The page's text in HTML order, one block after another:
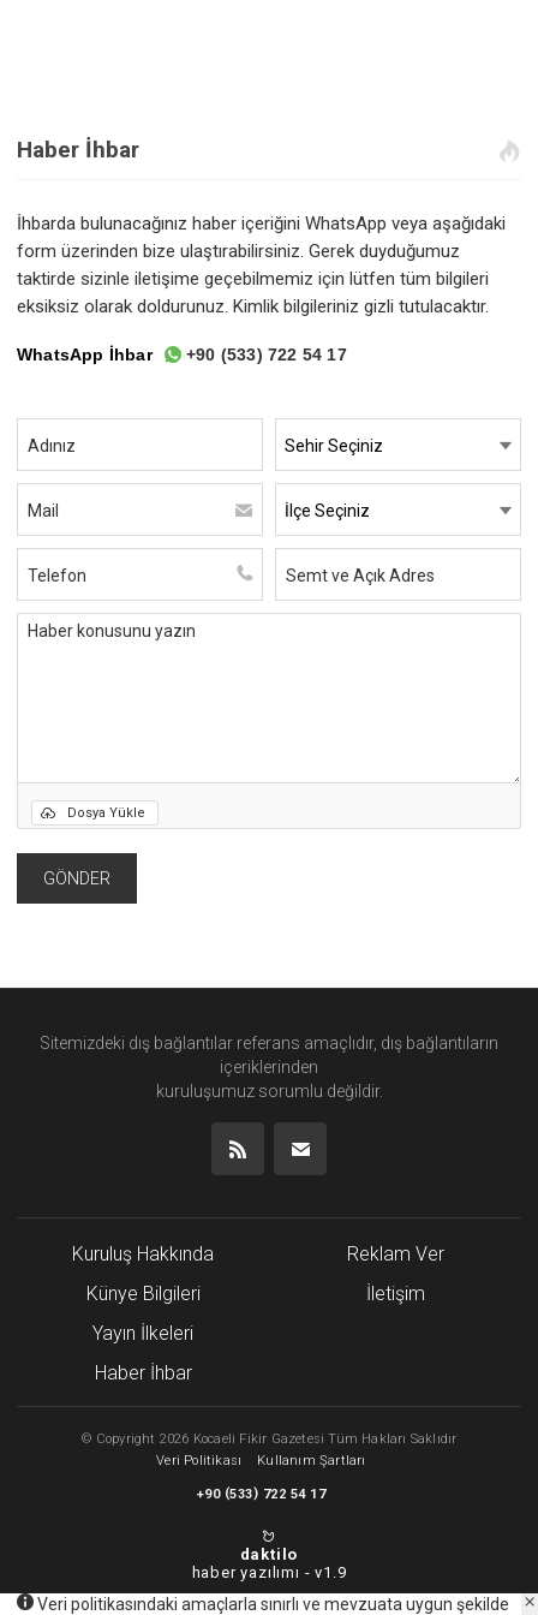
Haber İhbar
İhbarda bulunacağınız haber içeriğini WhatsApp veya aşağıdaki
form üzerinden bize ulaştırabilirsiniz. Gerek duyduğumuz
taktirde sizinle iletişime geçebilmemiz için lütfen tüm bilgileri
eksiksiz olarak doldurunuz. Kimlik bilgileriniz gizli tutulacaktır.
WhatsApp İhbar +90 (533) 722 54 17
Dosya Yükle
Sitemizdeki dış bağlantılar referans amaçlıdır, dış bağlantıların
içeriklerinden
kuruluşumuz sorumlu değildir.
Kuruluş Hakkında
Künye Bilgileri
Yayın İlkeleri
Haber İhbar
Reklam Ver
İletişim
© Copyright 2026 Kocaeli Fikir Gazetesi Tüm Hakları Saklıdır
Veri Politikası
Kullanım Şartları
+90 (533) 722 54 17
daktilo
haber yazılımı -v1.9
Veri politikasındaki amaçlarla sınırlı ve mevzuata uygun şekilde